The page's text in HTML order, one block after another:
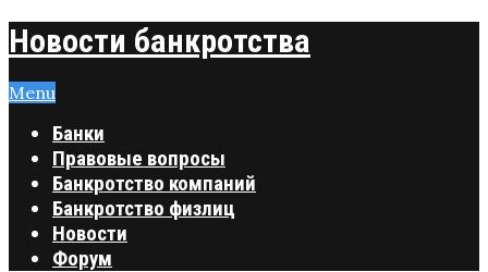
Новости банкротства
Menu
Банки
Правовые вопросы
Банкротство компаний
Банкротство физлиц
Новости
Форум